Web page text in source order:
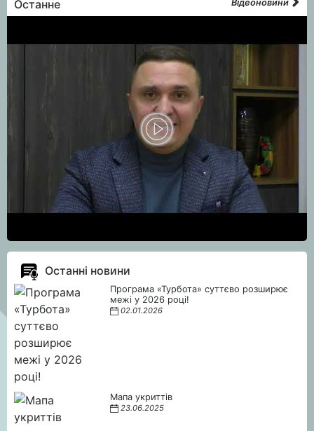
Останне Відеоновини
Останні новини
Програма «Турбота» суттєво розширює
межі у 2026 році!
02.01.2026
Мапа укриттів
23.06.2025